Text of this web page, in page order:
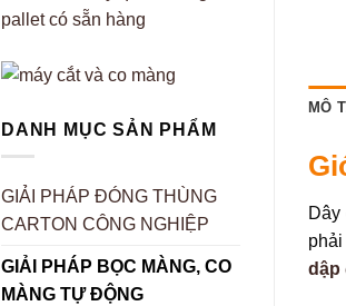
DANH MỤC SẢN PHẨM
GIẢI PHÁP ĐÓNG THÙNG
CARTON CÔNG NGHIỆP
GIẢI PHÁP BỌC MÀNG, CO
MÀNG TỰ ĐỘNG
MÔ
dập